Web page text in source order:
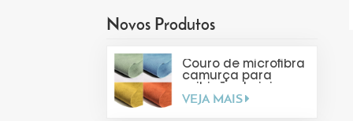
Novos Produtos
Couro de microfibra
camurça para
VEJA MAIS